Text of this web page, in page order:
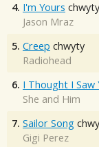
4. I'm Yours chwyty
Jason Mraz
5. Creep chwyty
Radiohead
6. I Thought I Saw
She and Him
7. Sailor Song
Gigi Perez